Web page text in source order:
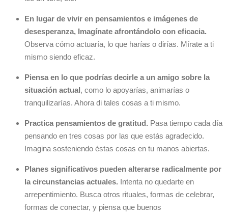
En lugar de vivir en pensamientos e imágenes de
desesperanza, Imagínate afrontándolo con eficacia.
Observa cómo actuaría, lo que harías o dirías. Mírate a ti
mismo siendo eficaz.
Piensa en lo que podrías decirle a un amigo sobre la
situación actual , como lo apoyarías, animarías o
tranquilizarías. Ahora di tales cosas a ti mismo.
Practica pensamientos de gratitud. Pasa tiempo cada día
pensando en tres cosas por las que estás agradecido.
Imagina sosteniendo éstas cosas en tu manos abiertas.
Planes significativos pueden alterarse radicalmente por
la circunstancias actuales. Intenta no quedarte en
arrepentimiento. Busca otros rituales, formas de celebrar,
formas de conectar, y piensa que buenos